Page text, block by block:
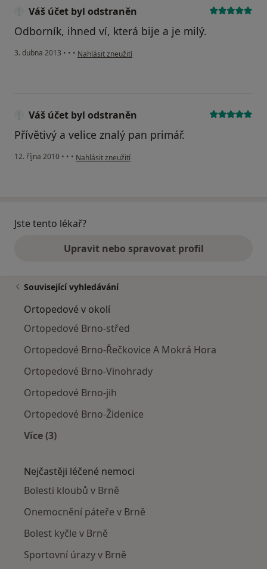
Váš účet byl odstraněn
Odborník, ihned ví, která bije a je milý.
3. dubna 2013 • • • podle názoru uživatele Váš účet byl odstraněn
Nahlásit zneužití
Váš účet byl odstraněn
Přívětivý a velice znalý pan primář.
12. října 2010 • • • podle názoru uživatele Váš účet byl odstraněn
Nahlásit zneužití
Jste tento lékař?
Upravit nebo spravovat profil
Související vyhledávání
Ortopedové v okolí
Ortopedové Brno-střed
Ortopedové Brno-Řečkovice A Mokrá Hora
Ortopedové Brno-Vinohrady
Ortopedové Brno-jih
Ortopedové Brno-Židenice
Více (3)
Nejčastěji léčené nemoci
Bolesti kloubů v Brně
Onemocnění páteře v Brně
Bolest kyčle v Brně
Sportovní úrazy v Brně